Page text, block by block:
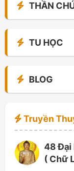
THẦN
TU HỌC
BLOG
Truyền
48 Đại
( Chữ